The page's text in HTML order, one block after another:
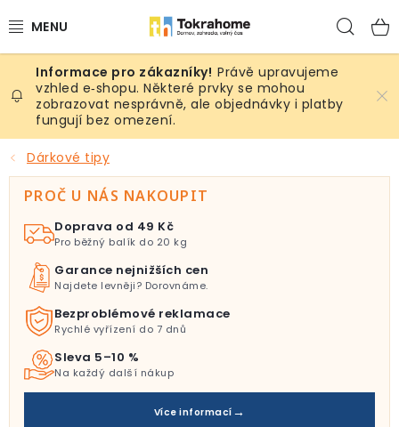
na
Výrobky
Místnosti
Venkovní prostory
Dárkové tipy
Slevy
Pro mazlíky
Právě upravujeme
vzhled e‑shopu. Některé prvky se mohou
zobrazovat nesprávně, ale objednávky i platby
fungují bez omezení.
Dárkové tipy
PROČ U NÁS NAKOUPIT
Doprava od 49 Kč
Pro běžný balík do 20 kg
Garance nejnižších cen
Najdete levněji? Dorovnáme.
Bezproblémové reklamace
Rychlé vyřízení do 7 dnů
Sleva 5–10 %
Na každý další nákup
Více informací